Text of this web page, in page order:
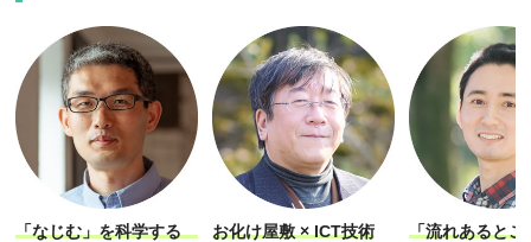
「なじむ」を科学する
お化け屋敷 × ICT技術
「流れあるとこ